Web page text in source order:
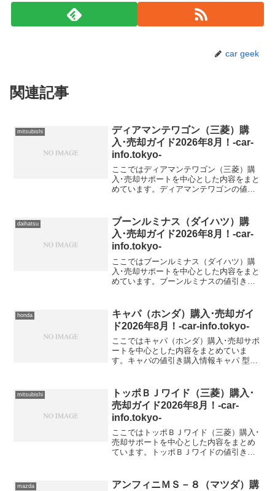
car geek
関連記事
mitsubishi
ディアマンテワゴン（三菱）購
入･売却ガイド2026年8月！-car-
info.tokyo-
ここではディアマンテワゴン（三菱）購
入･売却サポートを中心とした内容をまと
めています。ディアマンテワゴンの値引
（H12）】E-K45【1995年式（H7）】
daihatsu
ブーンルミナス（ダイハツ）購
入･売却ガイド2026年8月！-car-
info.tokyo-
ここではブーンルミナス（ダイハツ）購
入･売却サポートを中心とした内容をまと
めています。ブーンルミナスの値引き購
honda
キャパ（ホンダ）購入･売却ガイ
ド2026年8月！-car-info.tokyo-
ここではキャパ（ホンダ）購入･売却サポ
ートを中心とした内容をまとめていま
す。キャパの値引き購入情報キャパ 型式
mitsubishi
トッポＢＪワイド（三菱）購入･
売却ガイド2026年8月！-car-
info.tokyo-
ここではトッポＢＪワイド（三菱）購入･
売却サポートを中心とした内容をまとめ
ています。トッポＢＪワイドの値引き購
H43A【1999年式（H11）】
mazda
アンフィニＭＳ－８（マツダ）購